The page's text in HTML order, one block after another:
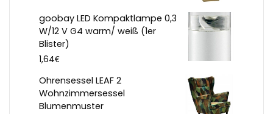
goobay LED Kompaktlampe 0,3
W/12 V G4 warm/ weiß (1er
Blister)
1,64€
Ohrensessel LEAF 2
Wohnzimmersessel
Blumenmuster